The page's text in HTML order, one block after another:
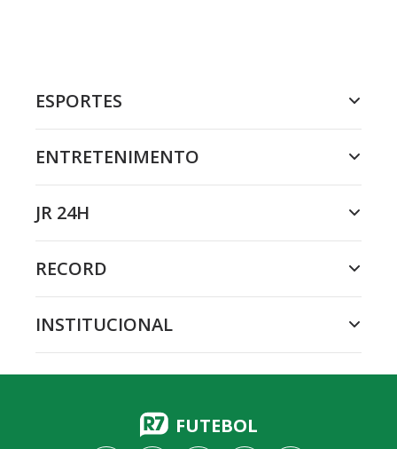
ESPORTES
ENTRETENIMENTO
JR 24H
RECORD
INSTITUCIONAL
FUTEBOL